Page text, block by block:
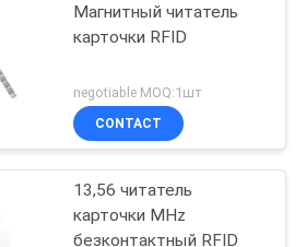
Магнитный читатель
карточки RFID
negotiable MOQ:1шт
CONTACT
13,56 читатель
карточки MHz
безконтактный RFID